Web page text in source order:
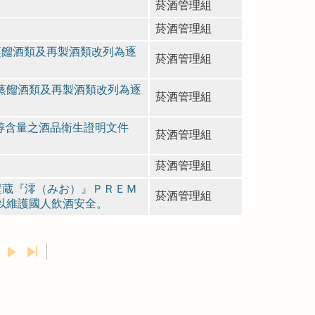
菸酒管理組
菸酒管理組
酒類及再製酒類改列為逐
菸酒管理組
餾酒類及再製酒類改列為逐
菸酒管理組
量之酒品衛生證明文件
菸酒管理組
菸酒管理組
『澪（みお）』ＰＲＥＭ
護國人飲酒安全。
菸酒管理組